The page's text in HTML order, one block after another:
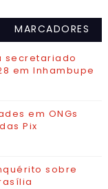
MARCADORES
secretariado
em Inhambupe
em ONGs
Pix
sobre